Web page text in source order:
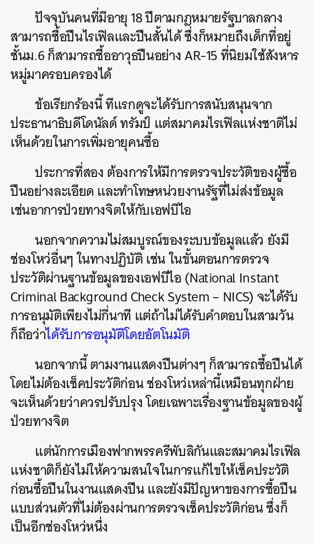
ปัจจุบันคนที่มีอายุ 18 ปีตามกฎหมายรัฐบาลกลาง
สามารถซื้อปืนไรเฟิลและปืนสั้นได้ ซึ่งก็หมายถึงเด็กที่อยู่
ชั้นม.6 ก็สามารถซื้ออาวุธปืนอย่าง AR-15 ที่นิยมใช้สังหาร
หมู่มาครอบครองได้
ข้อเรียกร้องนี้ ทีแรกดูจะได้รับการสนับสนุนจาก
ประธานาธิบดีโดนัลด์ ทรัมป์ แต่สมาคมไรเฟิลแห่งชาติไม่
เห็นด้วยในการเพิ่มอายุคนซื้อ
ประการที่สองต้องการให้มีการตรวจประวัติของผู้ซื้อ
ปืนอย่างละเอียด และทำโทษหน่วยงานรัฐที่ไม่ส่งข้อมูล
เช่นอาการป่วยทางจิตให้กับเอฟบีไอ
นอกจากความไม่สมบูรณ์ของระบบข้อมูลแล้ว ยังมี
ช่องโหว่อื่นๆ ในทางปฏิบัติ เช่น ในขั้นตอนการตรวจ
ประวัติผ่านฐานข้อมูลของเอฟบีไอ (National Instant
Criminal Background Check System – NICS) จะได้รับ
การอนุมัติเพียงไม่กี่นาที แต่ถ้าไม่ได้รับคำตอบในสามวัน
ก็ถือว่าได้รับการอนุมัติโดยอัตโนมัติ
นอกจากนี้ ตามงานแสดงปืนต่างๆ ก็สามารถซื้อปืนได้
โดยไม่ต้องเช็คประวัติก่อน ช่องโหว่เหล่านี้เหมือนทุกฝ่าย
จะเห็นด้วยว่าควรปรับปรุง โดยเฉพาะเรื่องฐานข้อมูลของผู้
ป่วยทางจิต
แต่นักการเมืองฟากพรรครีพับลิกันและสมาคมไรเฟิล
แห่งชาติก็ยังไม่ให้ความสนใจในการแก้ไขให้เช็คประวัติ
ก่อนซื้อปืนในงานแสดงปืน และยังมีปัญหาของการซื้อปืน
แบบส่วนตัวที่ไม่ต้องผ่านการตรวจเช็คประวัติก่อน ซึ่งก็
เป็นอีกช่องโหว่หนึ่ง